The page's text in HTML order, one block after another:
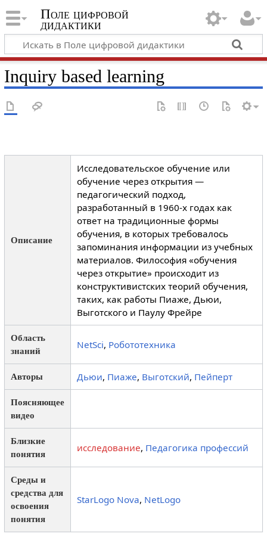
Поле цифровой
дидактики
Inquiry based learning
Описание
Исследовательское обучение или
обучение через открытия —
педагогический подход,
разработанный в 1960-х годах как
ответ на традиционные формы
обучения, в которых требовалось
запоминания информации из учебных
материалов. Философия «обучения
через открытие» происходит из
конструктивистских теорий обучения,
таких, как работы Пиаже, Дьюи,
Выготского и Паулу Фрейре
Область
знаний
NetSci, Робототехника
Авторы Дьюи, Пиаже, Выготский, Пейперт
Поясняющее
видео
Близкие
понятия
исследование, Педагогика профессий
Среды и
средства для
освоения
понятия
StarLogo Nova, NetLogo